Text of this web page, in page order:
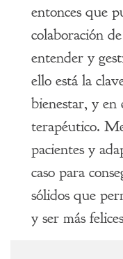
entonces que
colaboración
entender y
ello está la
bienestar, y en
terapéutico.
pacientes y
caso para
sólidos que
y ser más